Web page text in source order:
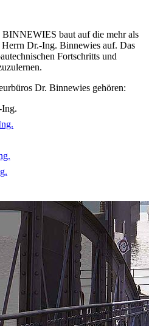
baut auf die mehr als
Dr.-Ing. Binnewies auf. Das
Fortschritts und
Dr. Binnewies gehören: